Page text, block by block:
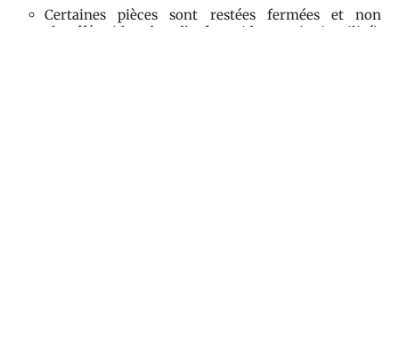
Certaines pièces sont restées fermées et non
chauffées (chambre d’enfant vide, grenier inutilisé).